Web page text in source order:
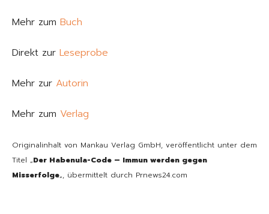
Mehr zum Buch
Direkt zur Leseprobe
Mehr zur Autorin
Mehr zum Verlag
Originalinhalt von Mankau Verlag GmbH, veröffentlicht unter dem
Titel „Der Habenula-Code – Immun werden gegen
Misserfolge„, übermittelt durch Prnews24.com